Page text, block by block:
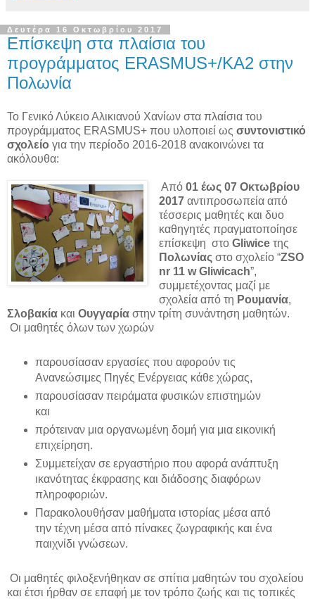
Δευτέρα 16 Οκτωβρίου 2017
Επίσκεψη στα πλαίσια του
προγράμματος ERASMUS+/KA2 στην
Πολωνία
Το Γενικό Λύκειο Αλικιανού Χανίων στα πλαίσια του
προγράμματος ERASMUS+ που υλοποιεί ως συντονιστικό
σχολείο για την περίοδο 2016-2018 ανακοινώνει τα
ακόλουθα:
Από 01 έως 07 Οκτωβρίου
2017αντιπροσωπεία από
τέσσερις μαθητές και δυο
καθηγητές πραγματοποίησε
επίσκεψη στο Gliwiceτης
Πολωνίας στο σχολείο “ZSO
nr 11 w Gliwicach”,
συμμετέχοντας μαζί με
σχολεία από τη Ρουμανία,
Σλοβακία και Ουγγαρία στην τρίτη συνάντηση μαθητών.
Οι μαθητές όλων των χωρών
παρουσίασαν εργασίες που αφορούν τις
Ανανεώσιμες Πηγές Ενέργειας κάθε χώρας,
παρουσίασαν πειράματα φυσικών επιστημών
και
πρότειναν μια οργανωμένη δομή για μια εικονική
επιχείρηση.
Συμμετείχαν σε εργαστήριο που αφορά ανάπτυξη
ικανότητας έκφρασης και διάδοσης διαφόρων
πληροφοριών.
Παρακολουθήσαν μαθήματα ιστορίας μέσα από
την τέχνη μέσα από πίνακες ζωγραφικής και ένα
παιχνίδι γνώσεων.
Οι μαθητές φιλοξενήθηκαν σε σπίτια μαθητών του σχολείου
και έτσι ήρθαν σε επαφή με τον τρόπο ζωής και τις τοπικές